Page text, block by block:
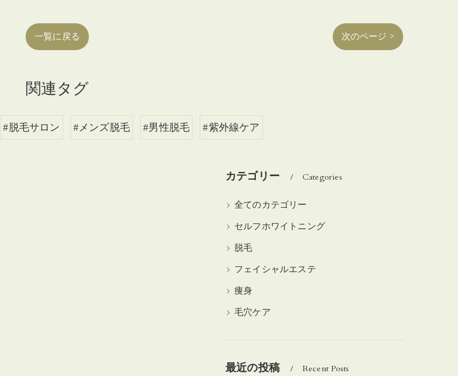
一覧に戻る 次のページ >
関連タグ
#脱毛サロン #メンズ脱毛 #男性脱毛 #紫外線ケア
カテゴリー Categories
全てのカテゴリー
セルフホワイトニング
脱毛
フェイシャルエステ
痩身
毛穴ケア
最近の投稿 Recent Posts